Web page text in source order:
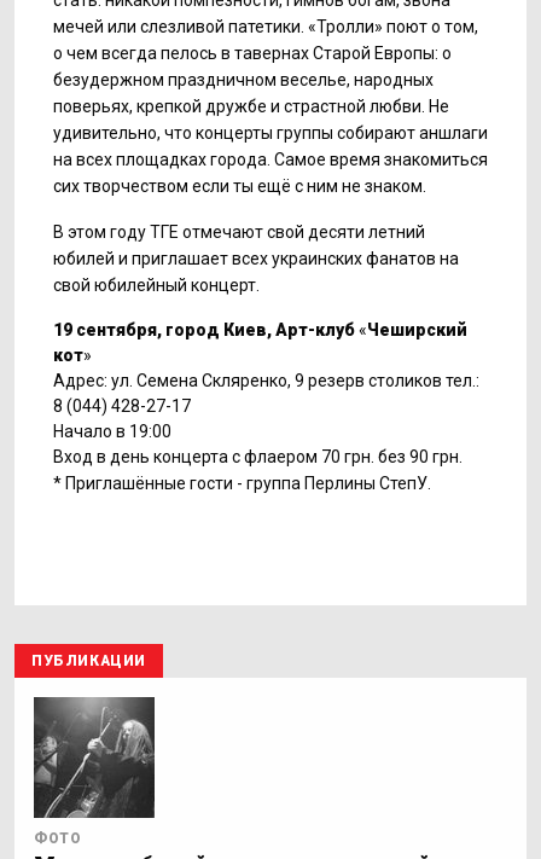
мечей или слезливой патетики. «Тролли» поют о том,
о чем всегда пелось в тавернах Старой Европы: о
безудержном праздничном веселье, народных
поверьях, крепкой дружбе и страстной любви. Не
удивительно, что концерты группы собирают аншлаги
на всех площадках города. Самое время знакомиться
сих творчеством если ты ещё с ним не знаком.
В этом году ТГЕ отмечают свой десяти летний
юбилей и приглашает всех украинских фанатов на
свой юбилейный концерт.
19 сентября, город Киев, Арт-клуб«Чеширский
кот»
Адрес: ул. Семена Скляренко, 9 резерв столиков тел.:
8 (044) 428-27-17
Начало в 19:00
Вход в день концерта с флаером 70 грн. без 90 грн.
* Приглашённые гости - группа Перлины СтепУ.
ПУБЛИКАЦИИ
ФОТО